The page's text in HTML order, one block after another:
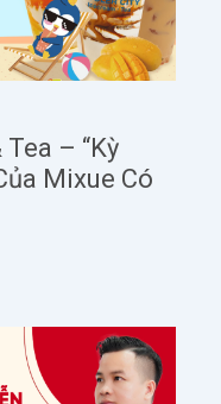
– “kỳ
Mixue Có